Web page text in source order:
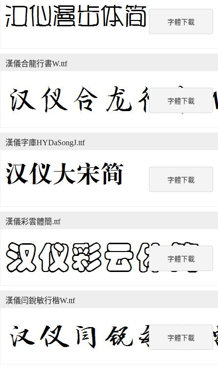
字體下載
字體下載
漢儀合龍行書W.ttf
字體下載
漢儀字庫HYDaSongJ.ttf
字體下載
漢儀彩雲體簡.ttf
字體下載
漢儀闫銳敏行楷W.ttf